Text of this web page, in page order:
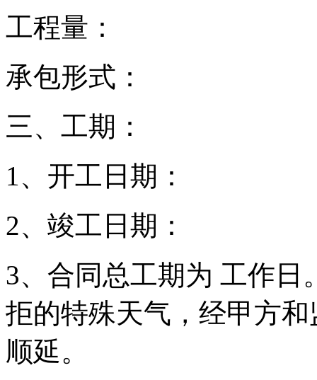
工程量：
承包形式：
三、工期：
1、开工日期：
2、竣工日期：
3、合同总工期为 工作
拒的特殊天气，经甲方
顺延。